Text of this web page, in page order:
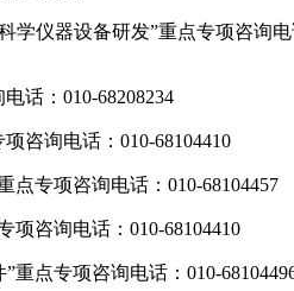
学仪器设备研发”重点专项咨询
话：010-68208234
咨询电话：010-68104410
点专项咨询电话：010-68104457
项咨询电话：010-68104410
”重点专项咨询电话：010-